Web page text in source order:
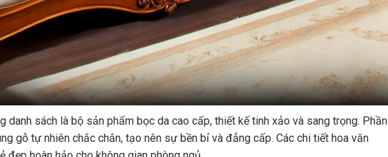
danh sách là bộ sản phẩm bọc da cao cấp, thiết kế tinh xảo và sang trọng. Phần
gỗ tự nhiên chắc chắn, tạo nên sự bền bỉ và đẳng cấp. Các chi tiết hoa văn